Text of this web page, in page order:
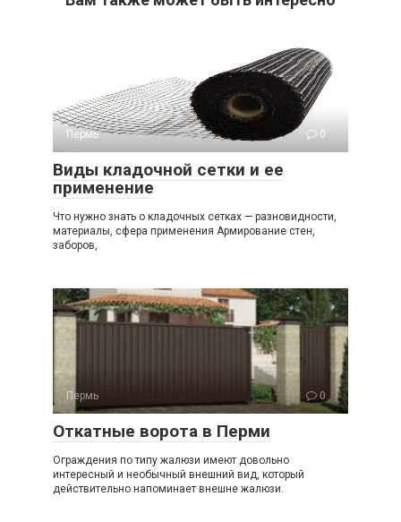
Пермь 0
Виды кладочной сетки и ее
применение
Что нужно знать о кладочных сетках — разновидности,
материалы, сфера применения Армирование стен,
заборов,
Пермь 0
Откатные ворота в Перми
Ограждения по типу жалюзи имеют довольно
интересный и необычный внешний вид, который
действительно напоминает внешне жалюзи.